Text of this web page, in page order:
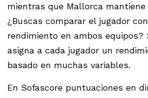
mientras que Mallorca mantiene
¿Buscas comparar el jugador
rendimiento en ambos equipos?
asigna a cada jugador un
basado en muchas variables.
En Sofascore puntuaciones en